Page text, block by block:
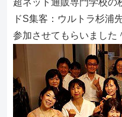
超ネット通販専門学校の
ドS集客：ウルトラ杉浦
参加させてもらいました